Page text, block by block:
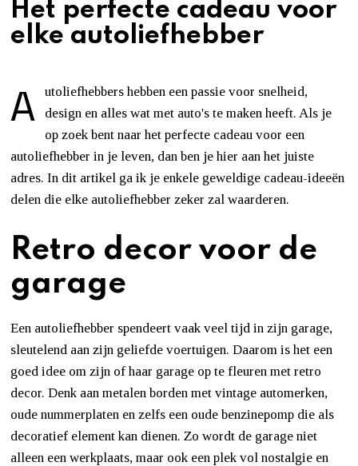
Het perfecte cadeau voor
elke autoliefhebber
A
utoliefhebbers hebben een passie voor snelheid,
design en alles wat met auto's te maken heeft. Als je
op zoek bent naar het perfecte cadeau voor een
autoliefhebber in je leven, dan ben je hier aan het juiste
adres. In dit artikel ga ik je enkele geweldige cadeau-ideeën
delen die elke autoliefhebber zeker zal waarderen.
Retro decor voor de
garage
Een autoliefhebber spendeert vaak veel tijd in zijn garage,
sleutelend aan zijn geliefde voertuigen. Daarom is het een
goed idee om zijn of haar garage op te fleuren met retro
decor. Denk aan metalen borden met vintage automerken,
oude nummerplaten en zelfs een oude benzinepomp die als
decoratief element kan dienen. Zo wordt de garage niet
alleen een werkplaats, maar ook een plek vol nostalgie en